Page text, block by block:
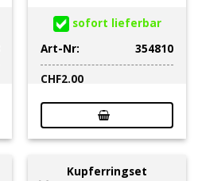
sofort lieferbar
Art-Nr:
354810
CHF2.00
Kupferringset